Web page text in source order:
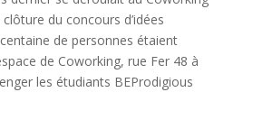
du concours d’idées
de personnes étaient
de Coworking, rue Fer 48 à
les étudiants BEProdigious